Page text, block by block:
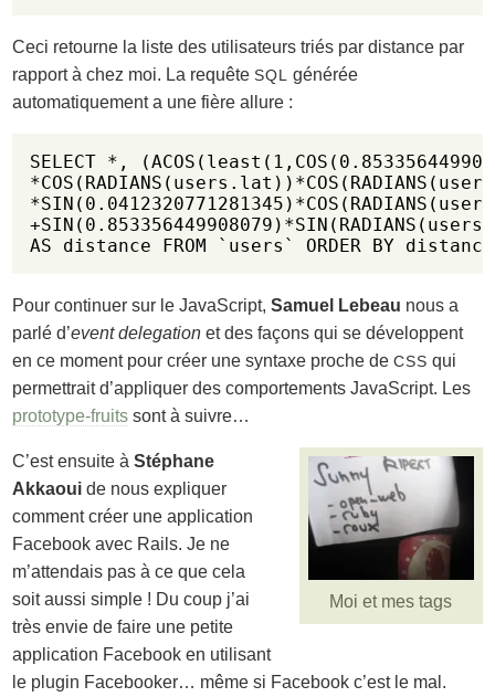
Ceci retourne la liste des utilisateurs triés par distance par
rapport à chez moi. La requêteSQL générée
automatiquement a une fière allure :
SELECT *,
AS distance FROM `users` ORDER BY distance
Pour continuer sur le JavaScript,Samuel Lebeau nous a
parlé d’event delegation et des façons qui se développent
en ce moment pour créer une syntaxe proche deCSS qui
permettrait d’appliquer des comportements JavaScript. Les
prototype-fruits sont à suivre…
Moi et mes tags
C’est ensuite àStéphane
Akkaoui de nous expliquer
comment créer une application
Facebook avec Rails. Je ne
m’attendais pas à ce que cela
soit aussi simple ! Du coup j’ai
très envie de faire une petite
application Facebook en utilisant
le plugin Facebooker… même si Facebook c’est le mal.